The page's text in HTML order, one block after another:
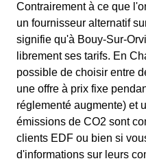
Contrairement à ce que
un fournisseur alternatif
signifie qu'à Bouy-Sur-
librement ses tarifs. En
possible de choisir entre
une offre à prix fixe
réglementé augmente) et
émissions de CO2 sont
clients EDF ou bien si
d'informations sur leurs